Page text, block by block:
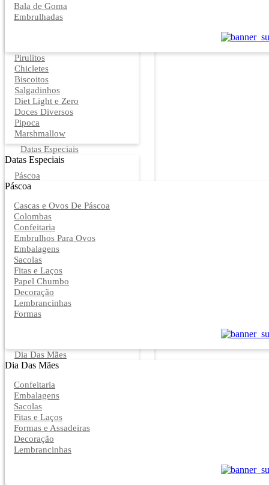
Bala de Goma
Embrulhadas
Pirulitos
Chicletes
Biscoitos
Salgadinhos
Diet Light e Zero
Doces Diversos
Pipoca
Marshmallow
Datas Especiais
Datas Especiais
Páscoa
Páscoa
Cascas e Ovos De Páscoa
Colombas
Confeitaria
Embrulhos Para Ovos
Embalagens
Sacolas
Fitas e Laços
Papel Chumbo
Decoração
Lembrancinhas
Formas
Dia Das Mães
Dia Das Mães
Confeitaria
Embalagens
Sacolas
Fitas e Laços
Formas e Assadeiras
Decoração
Lembrancinhas